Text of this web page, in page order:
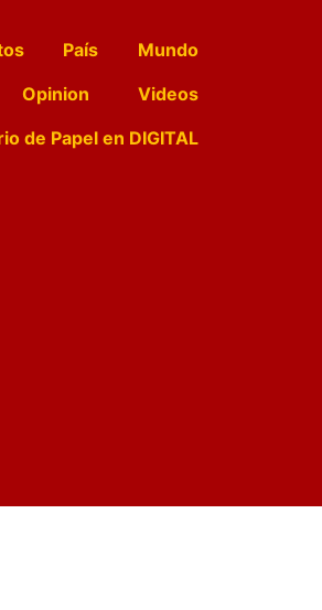
País
Mundo
Opinion
Videos
de Papel en DIGITAL